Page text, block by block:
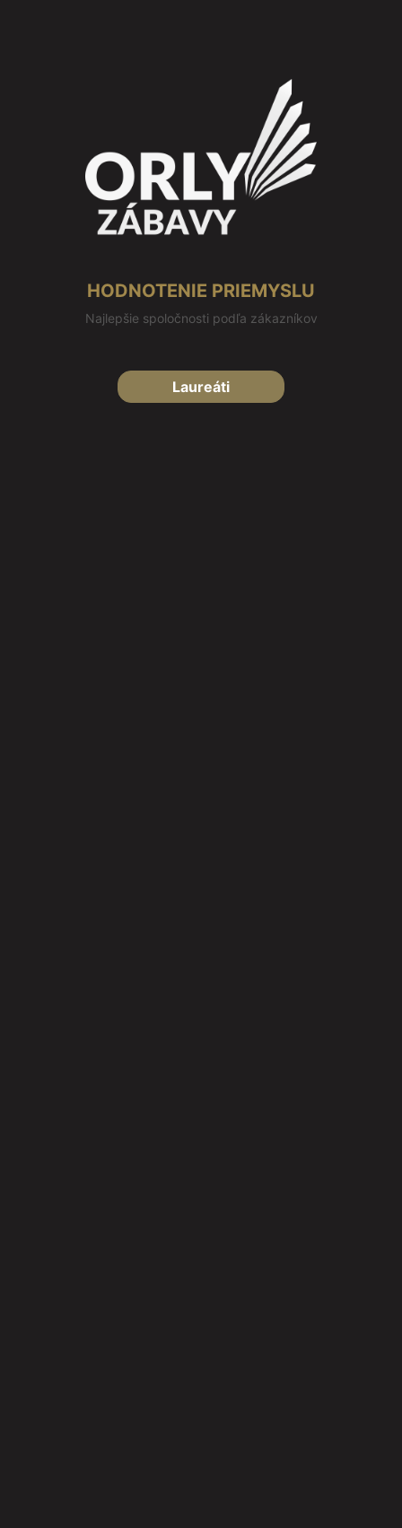
HODNOTENIE PRIEMYSLU
Najlepšie spoločnosti podľa zákazníkov
Laureáti